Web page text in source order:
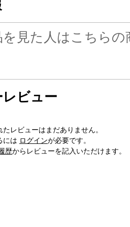
を見た人はこちら
ビュー
レビューはまだありません。
には ログインが必要です。
歴からレビューを記入いただけます。